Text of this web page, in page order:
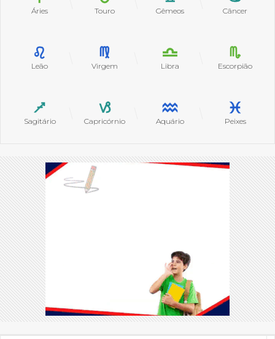
Áries Touro Gêmeos Câncer
Leão Virgem Libra Escorpião
Sagitário Capricórnio Aquário Peixes